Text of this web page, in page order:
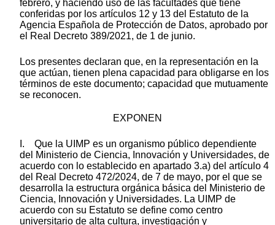
febrero, y haciendo uso de las facultades que tiene
conferidas por los artículos 12 y 13 del Estatuto de la
Agencia Española de Protección de Datos, aprobado por
el Real Decreto 389/2021, de 1 de junio.
Los presentes declaran que, en la representación en la
que actúan, tienen plena capacidad para obligarse en los
términos de este documento; capacidad que mutuamente
se reconocen.
EXPONEN
I. Que la UIMP es un organismo público dependiente
del Ministerio de Ciencia, Innovación y Universidades, de
acuerdo con lo establecido en apartado 3.a) del artículo 4
del Real Decreto 472/2024, de 7 de mayo, por el que se
desarrolla la estructura orgánica básica del Ministerio de
Ciencia, Innovación y Universidades. La UIMP de
acuerdo con su Estatuto se define como centro
universitario de alta cultura, investigación y